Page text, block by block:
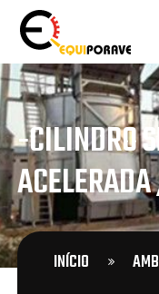
-CILINDRO
INÍCIO